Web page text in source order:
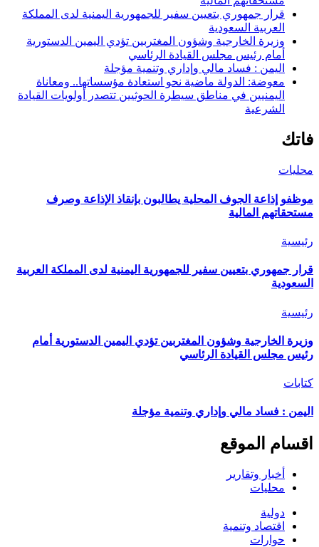
قرار جمهوري بتعيين سفير للجمهورية اليمنية لدى المملكة
العربية السعودية
وزيرة الخارجية وشؤون المغتربين تؤدي اليمين الدستورية
أمام رئيس مجلس القيادة الرئاسي
اليمن : فساد مالي وإداري وتنمية مؤجلة
معوضة: الدولة ماضية نحو استعادة مؤسساتها.. ومعاناة
اليمنيين في مناطق سيطرة الحوثيين تتصدر أولويات القيادة
الشرعية
فاتك
محليات
موظفو إذاعة الجوف المحلية يطالبون بإنقاذ الإذاعة وصرف
مستحقاتهم المالية
رئيسية
قرار جمهوري بتعيين سفير للجمهورية اليمنية لدى المملكة العربية
السعودية
رئيسية
وزيرة الخارجية وشؤون المغتربين تؤدي اليمين الدستورية أمام
رئيس مجلس القيادة الرئاسي
كتابات
اليمن : فساد مالي وإداري وتنمية مؤجلة
اقسام الموقع
أخبار وتقارير
محليات
دولية
اقتصاد وتنمية
حوارات